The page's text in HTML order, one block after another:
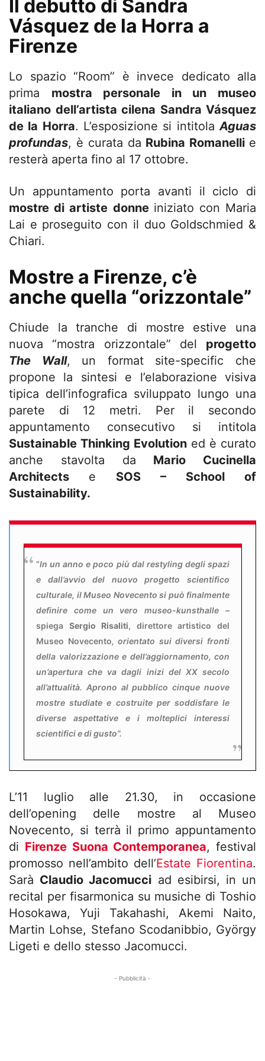
Il debutto di Sandra
Vásquez de la Horra a
Firenze
Lo spazio “Room” è invece dedicato alla
prima mostra personale in un museo
italiano dell’artista cilena Sandra Vásquez
de la Horra. L’esposizione si intitolaAguas
profundas, è curata da Rubina Romanelli e
resterà aperta fino al 17 ottobre.
Un appuntamento porta avanti il ciclo di
mostre di artiste donne iniziato con Maria
Lai e proseguito con il duo Goldschmied &
Chiari.
Mostre a Firenze, c’è
anche quella “orizzontale”
Chiude la tranche di mostre estive una
nuova “mostra orizzontale” del progetto
The Wall, un format site-specific che
propone la sintesi e l’elaborazione visiva
tipica dell’infografica sviluppato lungo una
parete di 12 metri. Per il secondo
appuntamento consecutivo si intitola
Sustainable Thinking Evolution ed è curato
anche stavolta da Mario Cucinella
Architects e SOS – School of
Sustainability.
“In un anno e poco più dal restyling degli spazi
e dall’avvio del nuovo progetto scientifico
culturale, il Museo Novecento si può finalmente
definire come un vero museo-kunsthalle –
spiega Sergio Risaliti, direttore artistico del
Museo Novecento, orientato sui diversi fronti
della valorizzazione e dell’aggiornamento, con
un’apertura che va dagli inizi del XX secolo
all’attualità. Aprono al pubblico cinque nuove
mostre studiate e costruite per soddisfare le
diverse aspettative e i molteplici interessi
scientifici e di gusto”.
L’11 luglio alle 21.30, in occasione
dell’opening delle mostre al Museo
Novecento, si terrà il primo appuntamento
di Firenze Suona Contemporanea, festival
promosso nell’ambito dell’Estate Fiorentina.
Sarà Claudio Jacomucci ad esibirsi, in un
recital per fisarmonica su musiche di Toshio
Hosokawa, Yuji Takahashi, Akemi Naito,
Martin Lohse, Stefano Scodanibbio, György
Ligeti e dello stesso Jacomucci.
- Pubblicità -